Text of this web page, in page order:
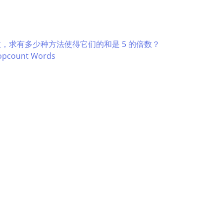
求有多少种方法使得它们的和是 5 的倍数？
Words